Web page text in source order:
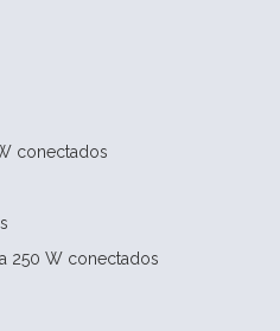
conectados
250 W conectados